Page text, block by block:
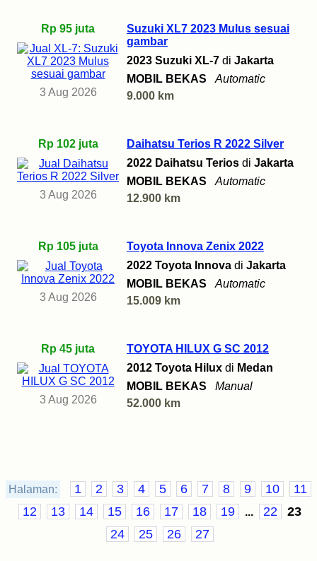
Rp 95 juta
3 Aug 2026
Suzuki XL7 2023 Mulus sesuai
gambar
2023 Suzuki XL-7 di Jakarta
MOBIL BEKAS
Automatic
9.000 km
Rp 102 juta
3 Aug 2026
Daihatsu Terios R 2022 Silver
2022 Daihatsu Terios di Jakarta
MOBIL BEKAS
Automatic
12.900 km
Rp 105 juta
3 Aug 2026
Toyota Innova Zenix 2022
2022 Toyota Innova di Jakarta
MOBIL BEKAS
Automatic
15.009 km
Rp 45 juta
3 Aug 2026
TOYOTA HILUX G SC 2012
2012 Toyota Hilux di Medan
MOBIL BEKAS
Manual
52.000 km
Halaman: 1 2 3 4 5 6 7 8 9 10
11
12
13 14 15 16 17 18 19 ... 22
23
24
25 26 27